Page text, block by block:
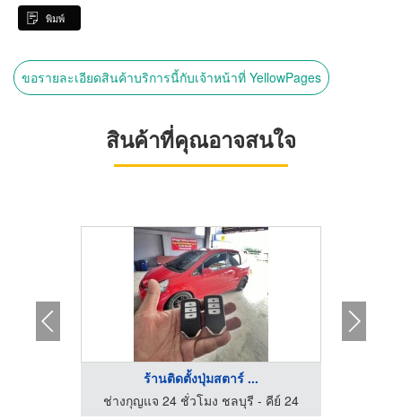
พิมพ์
ขอรายละเอียดสินค้าบริการนี้กับเจ้าหน้าที่ YellowPages
สินค้าที่คุณอาจสนใจ
ร้านติดตั้งปุ่มสตาร์ ...
ช่างกุญแจ 24 ชั่วโมง ชลบุรี - คีย์ 24